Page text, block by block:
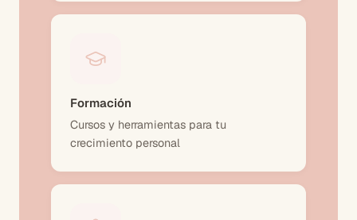
Formación
Cursos y herramientas para tu
crecimiento personal